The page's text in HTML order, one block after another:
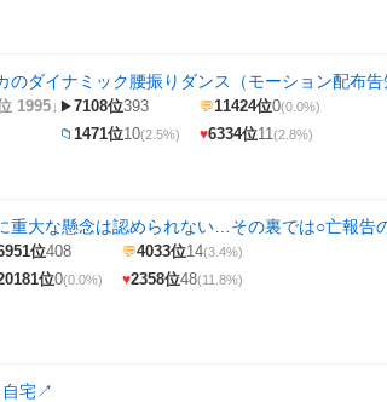
のダイナミック腰振りダンス（モーション配布告
1995↓ ▶7108位393 💬11424位0(0.0%)
📁 1471位10(2.5%) ♥6334位11(2.8%)
大な懸念は認められない…その裏では○亡報告
位408 💬4033位14(3.4%)
位0(0.0%) ♥2358位48(11.8%)
宅↗